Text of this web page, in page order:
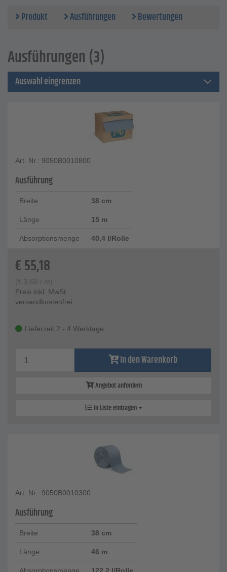
Produkt Ausführungen Bewertungen
Ausführungen (3)
Auswahl eingrenzen
Art. Nr.: 9050B0010800
Ausführung
Breite 38 cm
Länge 15 m
Absorptionsmenge 40,4 l/Rolle
€55,18
(€ 3,68 / m)
Preis inkl. MwSt.
versandkostenfrei
Lieferzeit 2 - 4 Werktage
In den Warenkorb
Angebot anfordern
In Liste eintragen
Art. Nr.: 9050B0010300
Ausführung
Breite 38 cm
Länge 46 m